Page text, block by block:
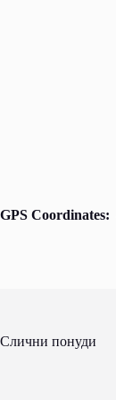
GPS Coordinates:
Слични понуди